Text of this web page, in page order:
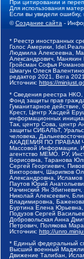
При цитировании и
Для использования
Если вы увидели
©Создание сайта -
* Реестр иностранных
Голос Америки,
Людмила Алексеевна,
Александрович,
Гройсман Софья
Шмагун Олеся
редактор 2021, Вега 2021
Источник: https://
* Сведения реестра НКО,
Фонд защиты прав
Гуманитарное действие,
Крест, Центр Хасдей
информационных
Так, центр Сова, центр
защиты СИБАЛЬТ,
человека,
АКАДЕМИЯ ПО ПРАВАМ
Массовой Информации,
агентство МЕМО. РУ,
Борисовна, Таранова
Сергей Георгиевич,
Викторович, Шарипков
Александровна,
Паутов Юрий
Рачинский Ян
Николай Алексеевич,
Владимировна,
Буртина Елена
Подузов Сергей
Добровольская Анна
Петрович, Полякова
Источник: http://
* Единый федеральный
Высший военный
Движение Талибан,